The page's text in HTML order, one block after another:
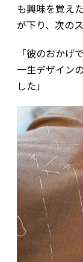
も興味を覚え
が下り、次の
「彼のおかげ
一生デザイン
した」